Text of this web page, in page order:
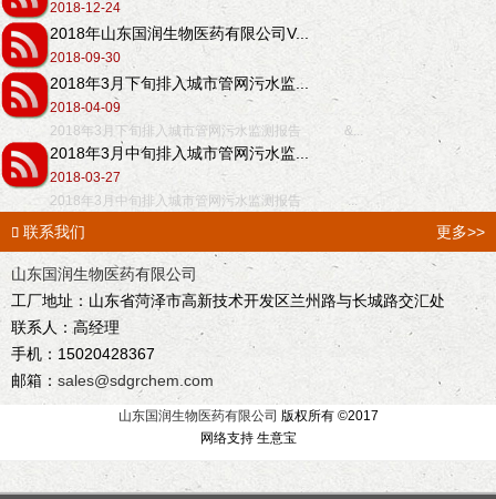
2018-12-24
2018年山东国润生物医药有限公司V...
2018-09-30
2018年3月下旬排入城市管网污水监...
2018-04-09
2018年3月下旬排入城市管网污水监测报告 &...
2018年3月中旬排入城市管网污水监...
2018-03-27
2018年3月中旬排入城市管网污水监测报告 ...
 联系我们 更多>>
山东国润生物医药有限公司
工厂地址：山东省菏泽市高新技术开发区兰州路与长城路交汇处
联系人：高经理
手机：15020428367
邮箱： sales@sdgrchem.com
山东国润生物医药有限公司 版权所有 ©2017
网络支持 生意宝